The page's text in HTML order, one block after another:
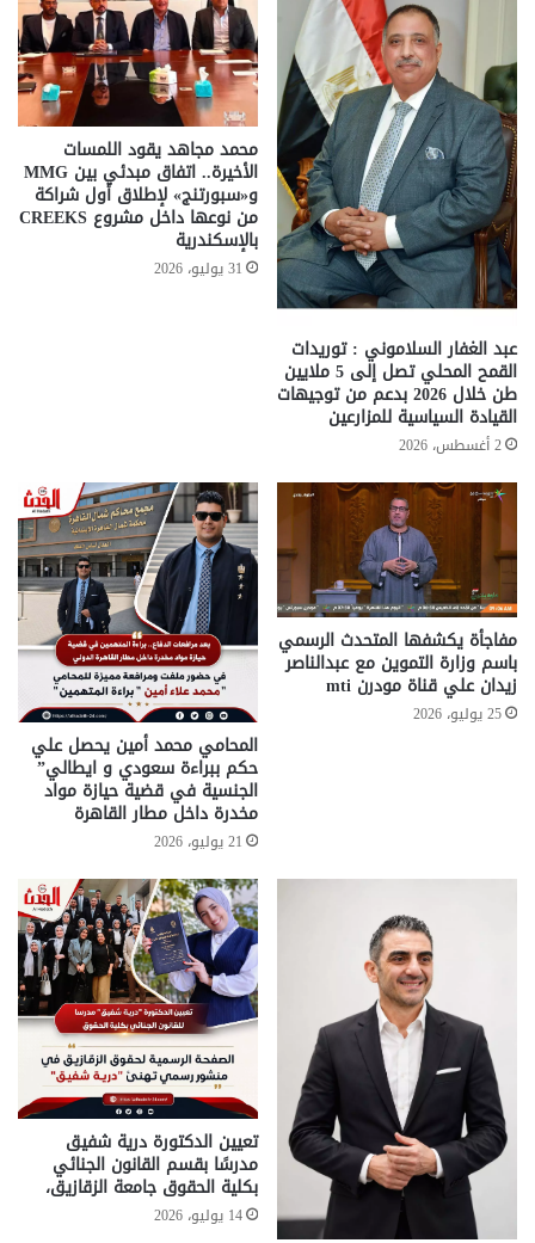
عبد الغفار السلاموني : توريدات
القمح المحلي تصل إلى 5 ملايين
طن خلال 2026 بدعم من توجيهات
القيادة السياسية للمزارعين
2 أغسطس، 2026
محمد مجاهد يقود اللمسات
الأخيرة.. اتفاق مبدئي بين MMG
و«سبورتنج» لإطلاق أول شراكة
من نوعها داخل مشروع CREEKS
بالإسكندرية
31 يوليو، 2026
مفاجأة يكشفها المتحدث الرسمي
باسم وزارة التموين مع عبدالناصر
زيدان علي قناة مودرن mti
25 يوليو، 2026
المحامي محمد أمين يحصل علي
حكم ببراءة سعودي و ايطالي”
الجنسية في قضية حيازة مواد
مخدرة داخل مطار القاهرة
21 يوليو، 2026
تعيين الدكتورة درية شفيق
مدرسًا بقسم القانون الجنائي
بكلية الحقوق جامعة الزقازيق،
14 يوليو، 2026